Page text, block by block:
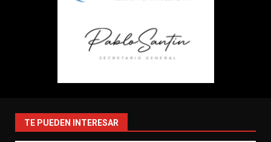
TE PUEDEN INTERESAR